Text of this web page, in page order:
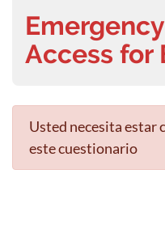
Access for
Usted necesita estar
este cuestionario